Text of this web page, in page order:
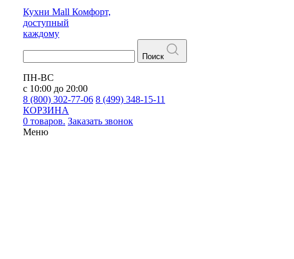
Кухни Mall Комфорт,
доступный
каждому
Поиск
ПН-ВС
с 10:00 до 20:00
8 (800) 302-77-06 8 (499) 348-15-11
КОРЗИНА
0 товаров. Заказать звонок
Меню